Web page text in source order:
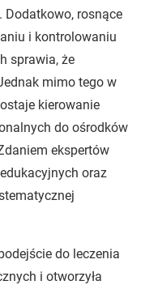
rosnące
i kontrolowaniu
sprawia, że
mimo tego w
kierowanie
do ośrodków
ekspertów
oraz
do leczenia
i otworzyła